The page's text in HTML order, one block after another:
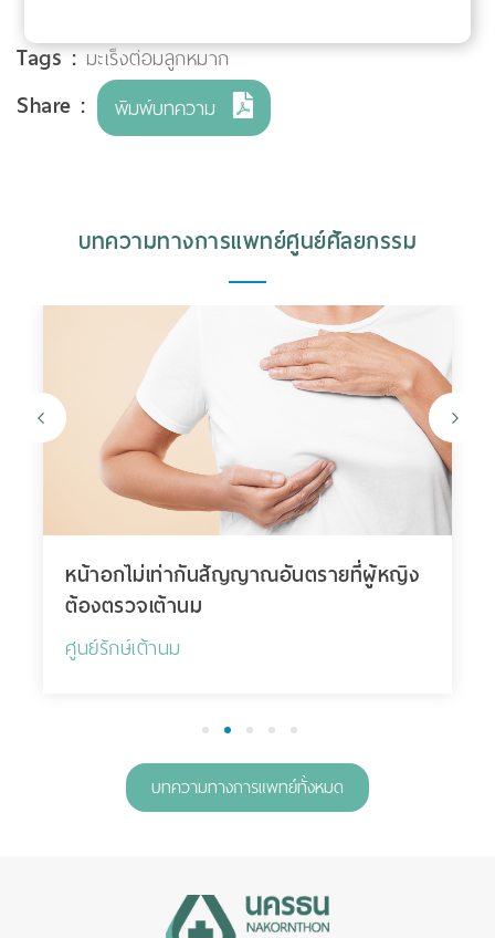
Tags :มะเร็งต่อมลูกหมาก
Share : พิมพ์บทความ
บทความทางการแพทย์ศูนย์ศัลยกรรม
หน้าอกไม่เท่ากันสัญญาณอันตรายที่ผู้หญิง
ต้องตรวจเต้านม
ศูนย์รักษ์เต้านม
1 2 3 4 5
บทความทางการแพทย์ทั้งหมด